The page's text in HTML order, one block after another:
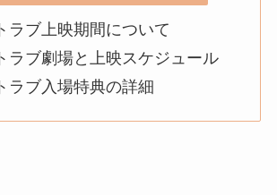
ラブ上映期間について
ラブ劇場と上映スケジュール
ラブ入場特典の詳細